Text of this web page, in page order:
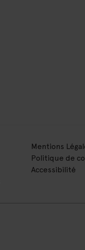
Mentions
Politique de
Accessibilité